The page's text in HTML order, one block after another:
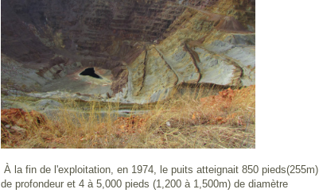
À la fin de l'exploitation, en 1974, le puits atteignait 850 pieds(255m)
de profondeur et 4 à 5,000 pieds (1,200 à 1,500m) de diamètre